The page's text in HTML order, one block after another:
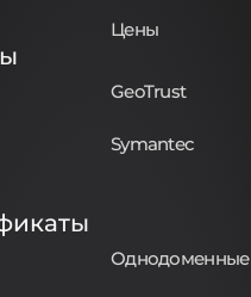
Цены
GeoTrust
Symantec
Однодоменные